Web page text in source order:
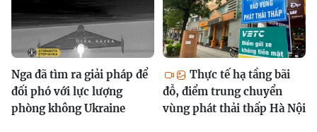
Nga đã tìm ra giải pháp để
đối phó với lực lượng
phòng không Ukraine
Thực tế hạ tầng bãi
đỗ, điểm trung chuyển
vùng phát thải thấp Hà Nội